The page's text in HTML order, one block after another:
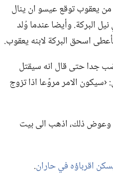
من يعقوب توقع عيسو ان ينال
البركة.‏ وأيضا عندما وُلد
اسحق البركة لابنه يعقوب.‏
جدا حتى قال انه سيقتل
الامر مروّعا اذا تزوج
وعوض ذلك،‏ اذهب الى بيت
اقرباؤه في حاران‏.‏